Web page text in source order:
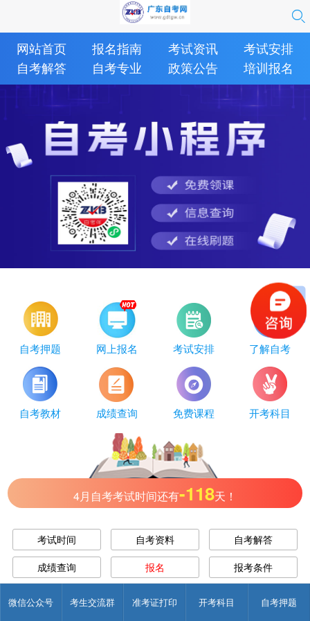
微信公众号 考生交流群 准考证打印 开考科目 自考押题
网站首页 报名指南 考试资讯
考试安排
自考解答
自考专业 政策公告 培训报名
自考押题 网上报名 考试安排 了解自考
自考教材 成绩查询 免费课程 开考科目
4月自考考试时间还有-118天！
考试时间 自考资料
自考解答
成绩查询
报名
报考条件